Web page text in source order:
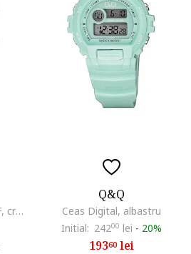
Ceas copii W-220HF-8AVEF, cronograf digital, curea din textil, negru
Q&Q
Ceas Digital, albastru
Initial: 24200 lei - 20%
19360lei